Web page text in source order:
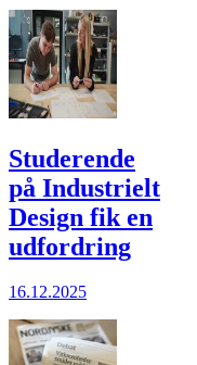
Studerende
på Industrielt
Design fik en
udfordring
16.12.2025